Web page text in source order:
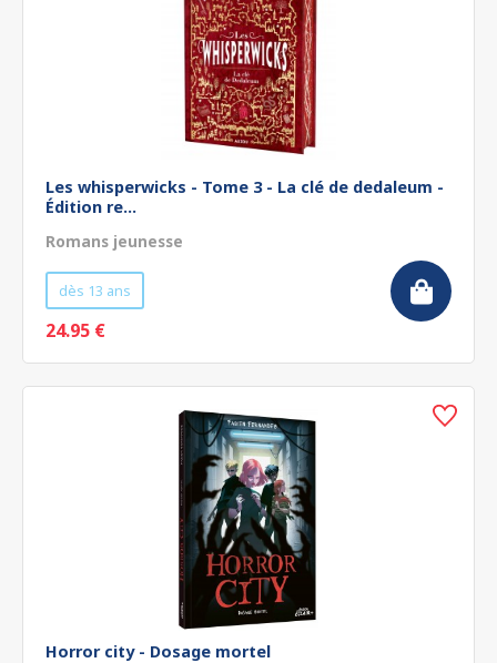
Les whisperwicks - Tome 3 - La clé de dedaleum -
Édition re...
Romans jeunesse
dès 13 ans
24.95 €
Horror city - Dosage mortel